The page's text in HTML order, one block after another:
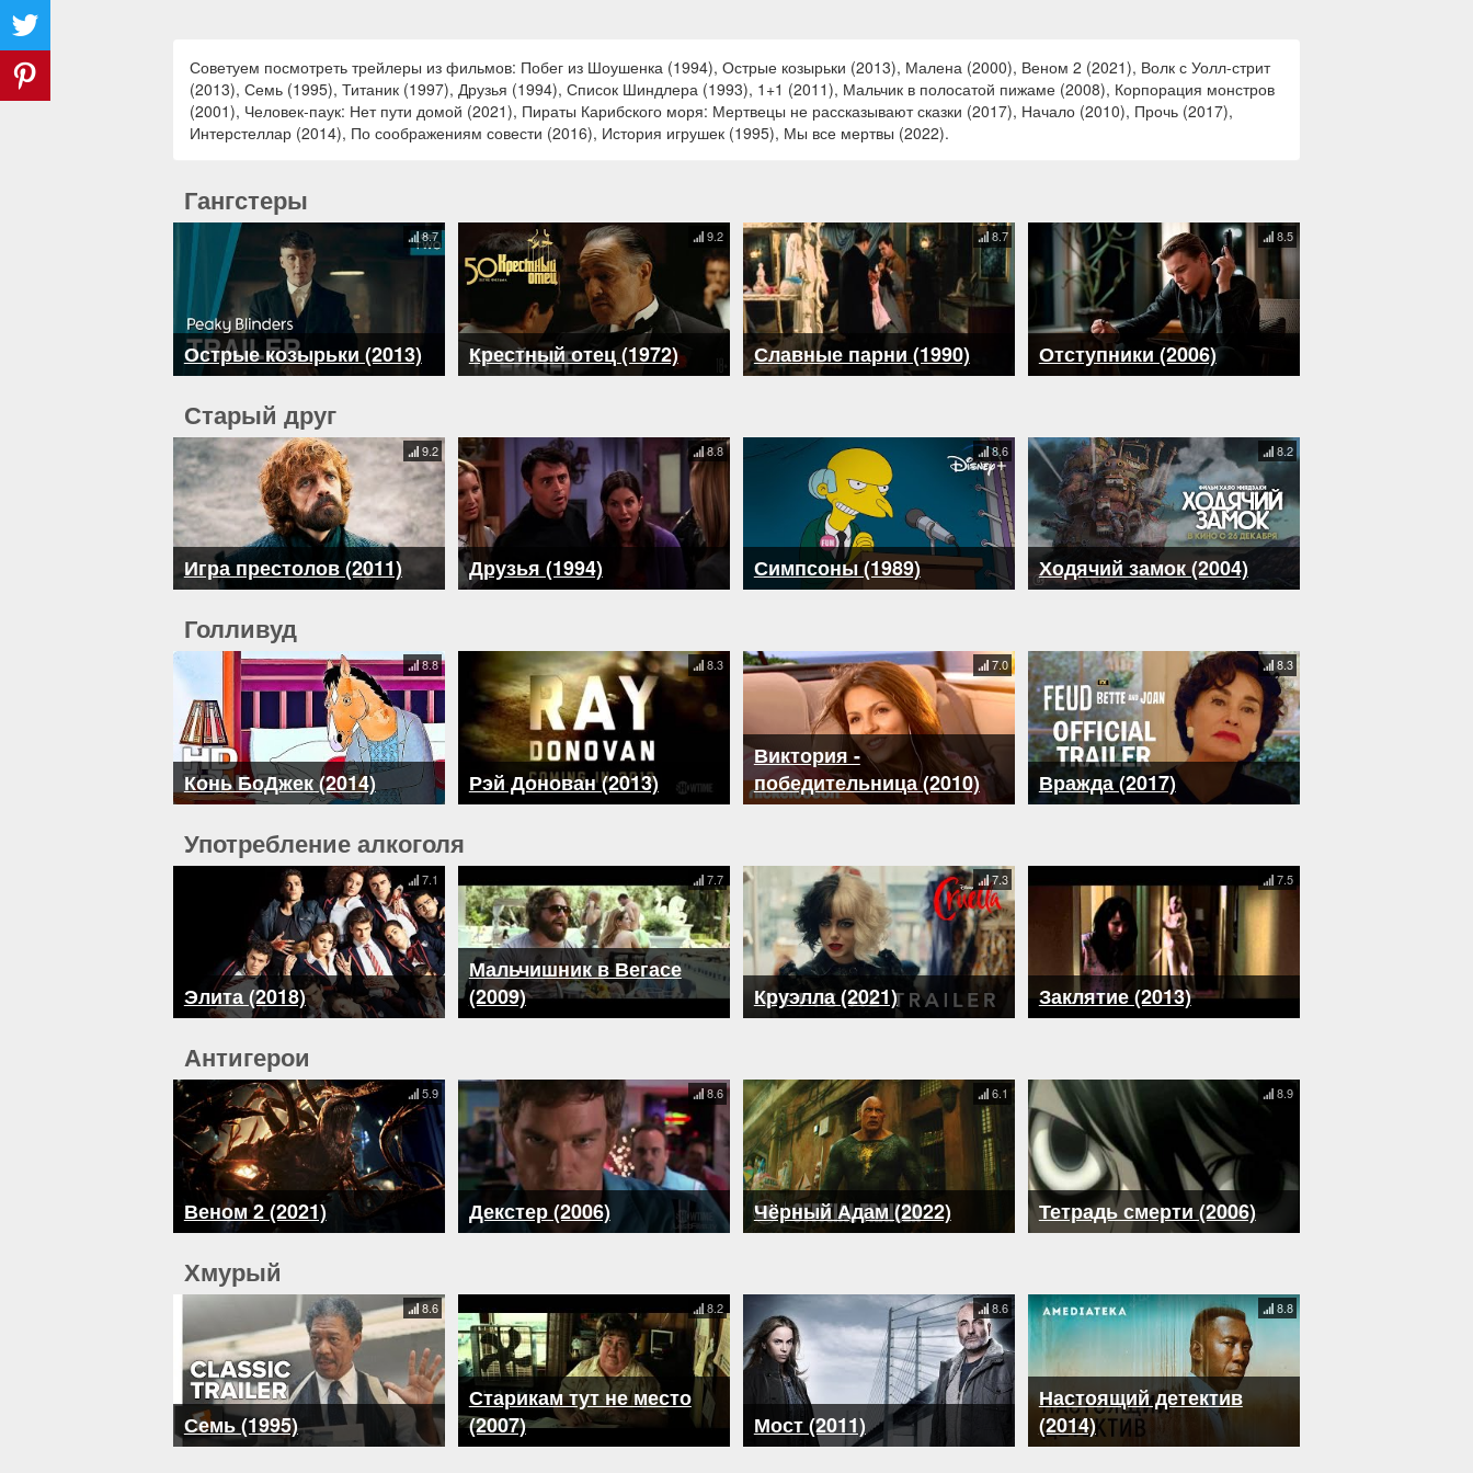
Советуем посмотреть трейлеры из фильмов: Побег из Шоушенка (1994), Острые козырьки (2013), Малена (2000), Веном 2 (2021), Волк с Уолл-стрит
(2013), Семь (1995), Титаник (1997), Друзья (1994), Список Шиндлера (1993), 1+1 (2011), Мальчик в полосатой пижаме (2008), Корпорация монстров
(2001), Человек-паук: Нет пути домой (2021), Пираты Карибского моря: Мертвецы не рассказывают сказки (2017), Начало (2010), Прочь (2017),
Интерстеллар (2014), По соображениям совести (2016), История игрушек (1995), Мы все мертвы (2022).
Гангстеры
Острые козырьки (2013)
8.7
Крестный отец (1972)
9.2
Славные парни (1990)
8.7
Отступники (2006)
8.5
Старый друг
Игра престолов (2011)
9.2
Друзья (1994)
8.8
Симпсоны (1989)
8.6
Ходячий замок (2004)
8.2
Голливуд
Конь БоДжек (2014)
8.8
Рэй Донован (2013)
8.3
Виктория -
победительница (2010)
7.0
Вражда (2017)
8.3
Употребление алкоголя
Элита (2018)
7.1
Мальчишник в Вегасе
(2009)
7.7
Круэлла (2021)
7.3
Заклятие (2013)
7.5
Антигерои
Веном 2 (2021)
5.9
Декстер (2006)
8.6
Чёрный Адам (2022)
6.1
Тетрадь смерти (2006)
8.9
Хмурый
Семь (1995)
8.6
Старикам тут не место
(2007)
8.2
Мост (2011)
8.6
Настоящий детектив
(2014)
8.8